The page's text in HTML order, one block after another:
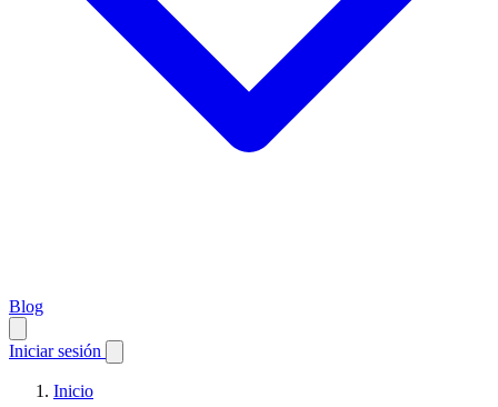
Blog
Iniciar sesión
Inicio